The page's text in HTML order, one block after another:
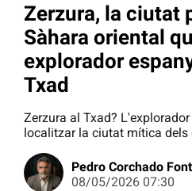
Zerzura, la ciutat
Sàhara oriental
explorador
Txad
Zerzura al Txad?
localitzar la ciutat mítica dels
Pedro Corchado
08/05/2026 07:30